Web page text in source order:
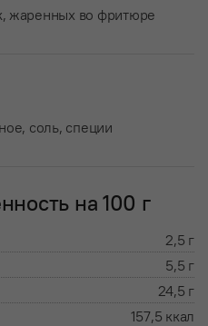
жаренных во фритюре
соль, специи
на 100 г
2,5 г
5,5 г
24,5 г
157,5 ккал